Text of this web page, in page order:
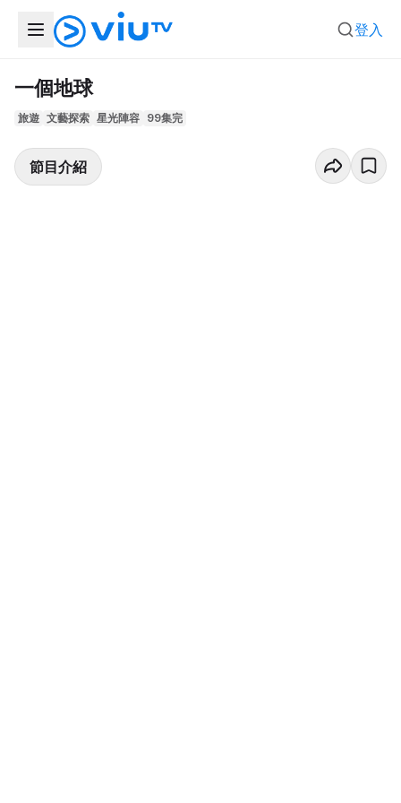
登入
一個地球
旅遊 文藝探索 星光陣容 99集完
節目介紹